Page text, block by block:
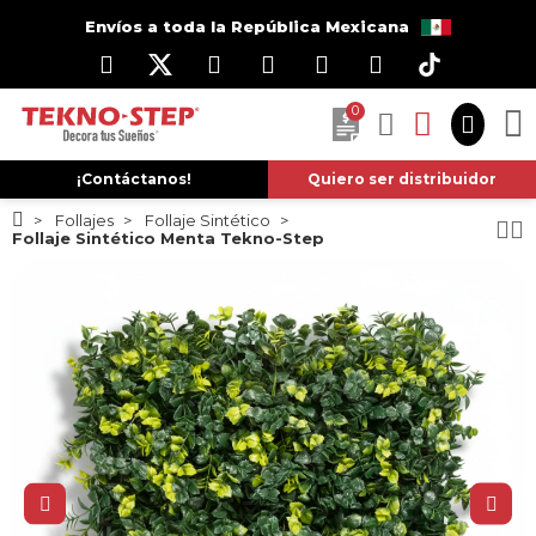
Envíos a toda la República Mexicana
0
¡Contáctanos! Quiero ser distribuidor
Follajes
Follaje Sintético
Follaje Sintético Menta Tekno-Step